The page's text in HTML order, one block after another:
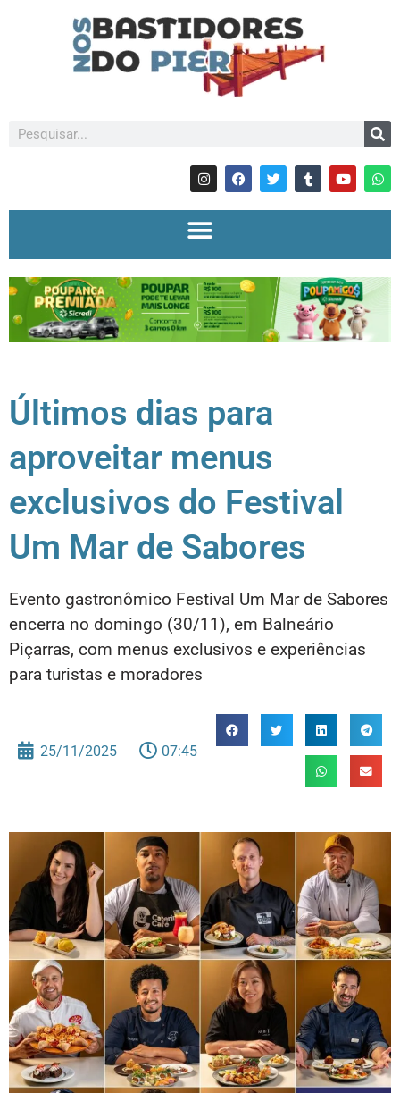
Últimos dias para
aproveitar menus
exclusivos do Festival
Um Mar de Sabores
Evento gastronômico Festival Um Mar de Sabores
encerra no domingo (30/11), em Balneário
Piçarras, com menus exclusivos e experiências
para turistas e moradores
25/11/2025 07:45